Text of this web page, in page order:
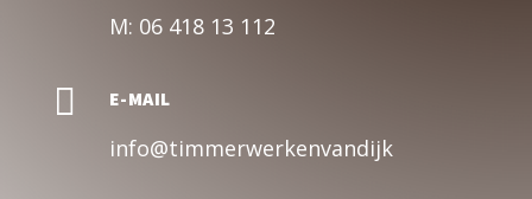
M: 06 418 13 112
 E-MAIL
info@timmerwerkenvandijk